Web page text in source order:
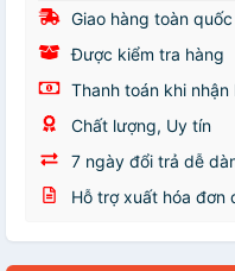
Giao hàng toàn quốc
Được kiểm tra hàng
Thanh toán khi nhận
Chất lượng, Uy tín
7 ngày đổi trả dễ
Hỗ trợ xuất hóa đơn